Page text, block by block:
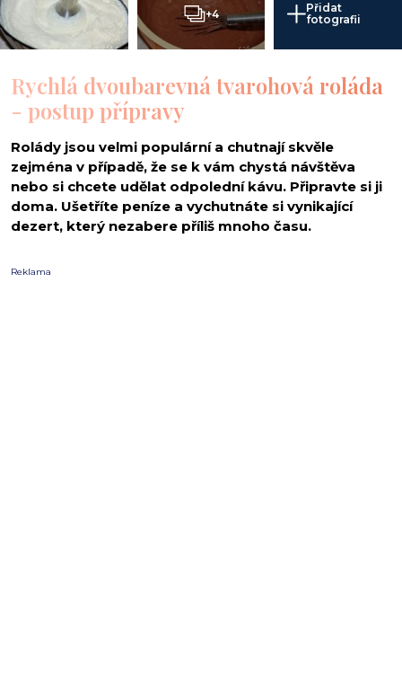
+4
Přidat
fotografii
Rychlá dvoubarevná tvarohová roláda
- postup přípravy
Rolády jsou velmi populární a chutnají skvěle
zejména v případě, že se k vám chystá návštěva
nebo si chcete udělat odpolední kávu. Připravte si ji
doma. Ušetříte peníze a vychutnáte si vynikající
dezert, který nezabere příliš mnoho času.
Reklama